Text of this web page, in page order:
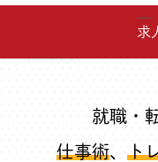
求
就職・
仕事術、 ト